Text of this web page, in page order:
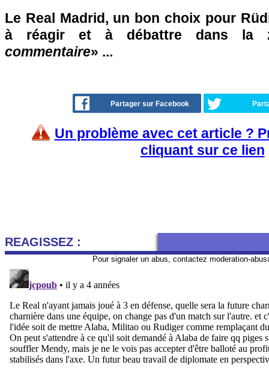
Le Real Madrid, un bon choix pour
à réagir et à débattre dans la
commentaire» ...
Partager sur Facebook
Un problème avec cet article ?
cliquant sur ce lien
REAGISSEZ :
Pour signaler un abus, contactez moderation-